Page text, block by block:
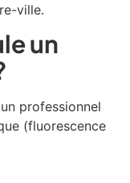
ville.
un
professionnel
(fluorescence